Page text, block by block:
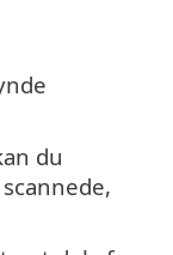
du